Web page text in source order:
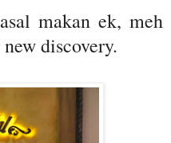
makan ek, meh
discovery.